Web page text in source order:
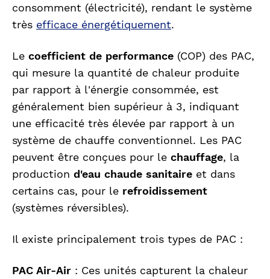
consomment (électricité), rendant le système
très efficace énergétiquement.
Le coefficient de performance (COP) des PAC,
qui mesure la quantité de chaleur produite
par rapport à l'énergie consommée, est
généralement bien supérieur à 3, indiquant
une efficacité très élevée par rapport à un
système de chauffe conventionnel. Les PAC
peuvent être conçues pour le chauffage, la
production d'eau chaude sanitaire et dans
certains cas, pour le refroidissement
(systèmes réversibles).
Il existe principalement trois types de PAC :
PAC Air-Air : Ces unités capturent la chaleur